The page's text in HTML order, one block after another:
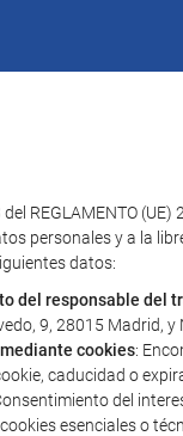
REGLAMENTO
personales y a la
datos:
del responsable del
9, 28015 Madrid, y
cookies:
caducidad o
del
esenciales o